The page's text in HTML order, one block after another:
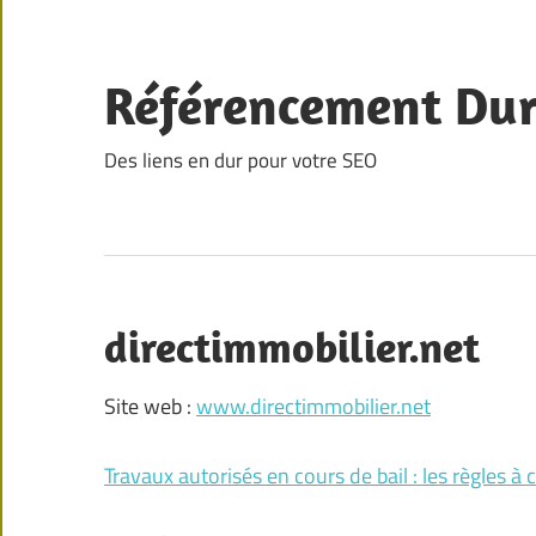
content
Référencement
Des liens en dur pour votre SEO
directimmobilier.net
Site web :www.directimmobilier.net
Travaux autorisés en cours de bail : les règles à